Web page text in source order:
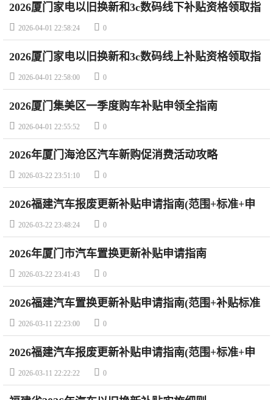
2026厦门家电以旧换新和3c数码线下补贴资格领取指
南
 2026-04-01 22:58:24  0
2026厦门家电以旧换新和3c数码线上补贴资格领取指
南
 2026-04-01 22:58:00  0
2026厦门集美区一季度购车补贴申领全指南
 2026-04-01 22:55:52  0
2026年厦门海沧区汽车新购促消费活动攻略
 2026-03-22 23:51:10  0
2026福建汽车报废更新补贴申请指南(范围+标准+申
请方式)
 2026-03-22 23:48:24  0
2026年厦门市汽车置换更新补贴申请指南
 2026-03-22 23:41:43  0
2026福建汽车置换更新补贴申请指南(范围+补贴标准
+申请平台)
 2026-03-11 22:23:00  0
2026福建汽车报废更新补贴申请指南(范围+标准+申
请方式)
 2026-03-11 22:22:22  0